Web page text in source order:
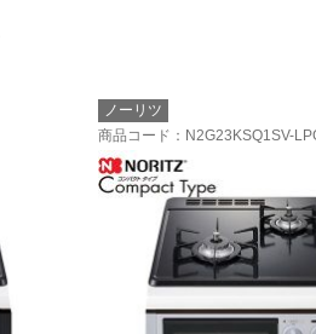
ノーリツ
商品コード ：N2G23KSQ1SV-